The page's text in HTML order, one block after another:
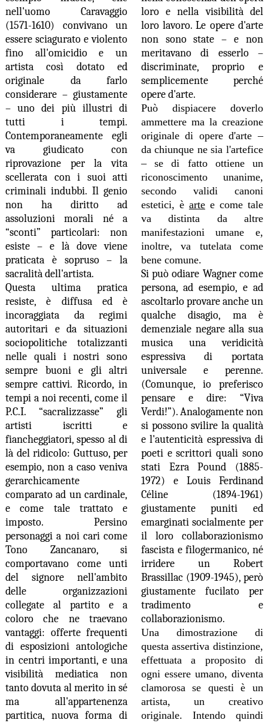
nell'uomo Caravaggio
(1571-1610) convivano un
essere sciagurato e violento
fino all'omicidio e un
artista così dotato ed
originale da farlo
considerare – giustamente
– uno dei più illustri di
tutti i tempi.
Contemporaneamente egli
va giudicato con
riprovazione per la vita
scellerata con i suoi atti
criminali indubbi. Il genio
non ha diritto ad
assoluzioni morali né a
“sconti” particolari: non
esiste – e là dove viene
praticata è sopruso – la
sacralità dell'artista.
Questa ultima pratica
resiste, è diffusa ed è
incoraggiata da regimi
autoritari e da situazioni
sociopolitiche totalizzanti
nelle quali i nostri sono
sempre buoni e gli altri
sempre cattivi. Ricordo, in
tempi a noi recenti, come il
P.C.I. “sacralizzasse” gli
artisti iscritti e
fiancheggiatori, spesso al di
là del ridicolo: Guttuso, per
esempio, non a caso veniva
gerarchicamente
comparato ad un cardinale,
e come tale trattato e
imposto. Persino
personaggi a noi cari come
Tono Zancanaro, si
comportavano come unti
del signore nell'ambito
delle organizzazioni
collegate al partito e a
coloro che ne traevano
vantaggi: offerte frequenti
di esposizioni antologiche
in centri importanti, e una
visibilità mediatica non
tanto dovuta al merito in sé
ma all'appartenenza
partitica, nuova forma di
loro e nella visibilità del
loro lavoro. Le opere d'arte
non sono state – e non
meritavano di esserlo –
discriminate, proprio e
semplicemente perché
opere d'arte.
Può dispiacere doverlo
ammettere ma la creazione
originale di opere d'arte –
da chiunque ne sia l'artefice
– se di fatto ottiene un
riconoscimento unanime,
secondo validi canoni
estetici, è artee come tale
va distinta da altre
manifestazioni umane e,
inoltre, va tutelata come
bene comune.
Si può odiare Wagner come
persona, ad esempio, e ad
ascoltarlo provare anche un
qualche disagio, ma è
demenziale negare alla sua
musica una veridicità
espressiva di portata
universale e perenne.
(Comunque, io preferisco
pensare e dire: “Viva
Verdi!”). Analogamente non
si possono svilire la qualità
e l'autenticità espressiva di
poeti e scrittori quali sono
stati Ezra Pound (1885-
1972) e Louis Ferdinand
Céline (1894-1961)
giustamente puniti ed
emarginati socialmente per
il loro collaborazionismo
fascista e filogermanico, né
irridere un Robert
Brassillac (1909-1945), però
giustamente fucilato per
tradimento e
collaborazionismo.
Una dimostrazione di
questa assertiva distinzione,
effettuata a proposito di
ogni essere umano, diventa
clamorosa se questi è un
artista, un creativo
originale. Intendo quindi